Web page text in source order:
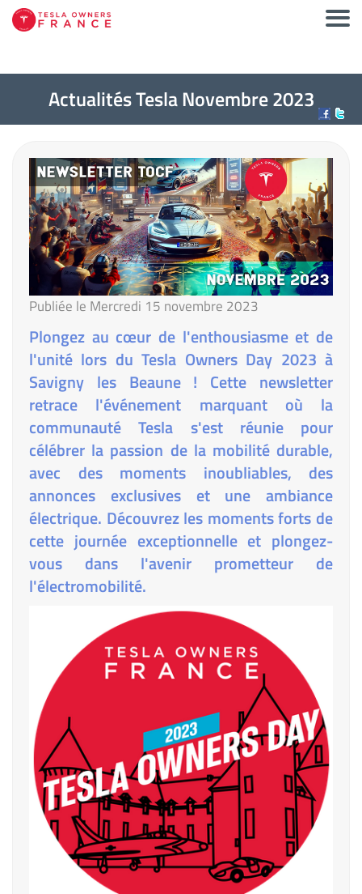
Actualités Tesla Novembre 2023
Publiée le Mercredi 15 novembre 2023
Plongez au cœur de l'enthousiasme et de
l'unité lors du Tesla Owners Day 2023 à
Savigny les Beaune ! Cette newsletter
retrace l'événement marquant où la
communauté Tesla s'est réunie pour
célébrer la passion de la mobilité durable,
avec des moments inoubliables, des
annonces exclusives et une ambiance
électrique. Découvrez les moments forts de
cette journée exceptionnelle et plongez-
vous dans l'avenir prometteur de
l'électromobilité.